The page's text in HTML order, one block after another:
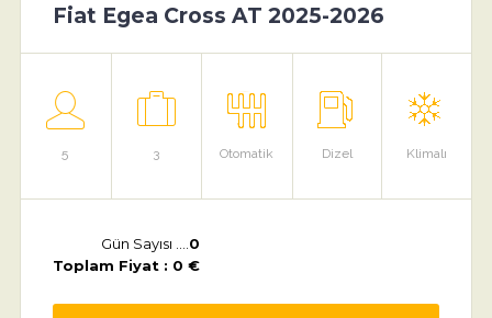
Fiat Egea Cross AT 2025-2026
5 3 Otomatik Dizel Klimalı
Gün Sayısı ....0
Toplam Fiyat : 0 €